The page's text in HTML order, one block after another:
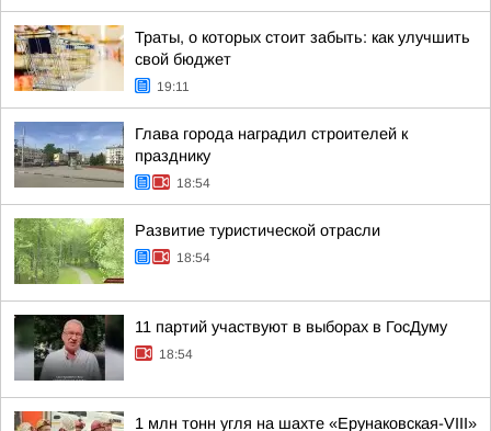
Траты, о которых стоит забыть: как улучшить
свой бюджет
19:11
Глава города наградил строителей к
празднику
18:54
Развитие туристической отрасли
18:54
11 партий участвуют в выборах в ГосДуму
18:54
1 млн тонн угля на шахте «Ерунаковская-VIII»